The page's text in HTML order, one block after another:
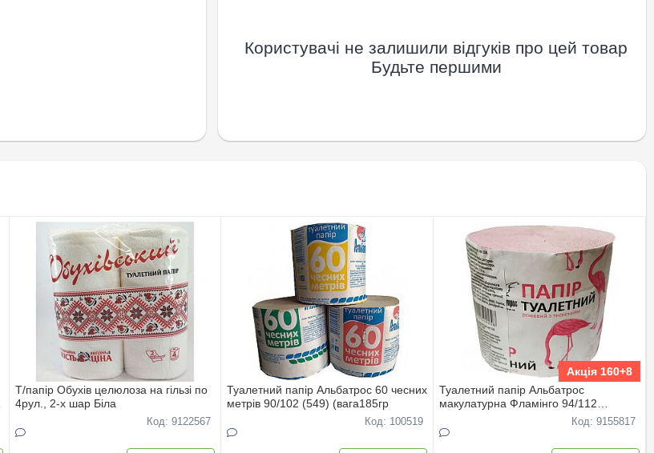
Користувачі не залишили відгуків про цей товар
Будьте першими
Т/папір Обухів целюлоза на гільзі по
4рул., 2-х шар Біла
Код: 9122567
Туалетний папір Альбатрос 60 чесних
метрів 90/102 (549) (вага185гр
Код: 100519
Акція 160+8
Туалетний папір Альбатрос
макулатурна Фламінго 94/112
Код: 9155817